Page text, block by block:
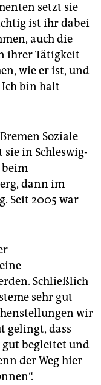
setzt sie
ist ihr dabei
auch die
ihrer Tätigkeit
wie er ist, und
Ich bin halt
Soziale
in Schleswig-
beim
dann im
Seit 2005 war
Schließlich
sehr gut
wir
gelingt, dass
gut begleitet und
der Weg hier